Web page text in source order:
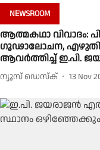
NEWSROOM
ആത്മകഥാ വിവാദം:
ഗൂഢാലോചന,
ആവർത്തിച്ച് ഇ.പി.
ന്യൂസ് ഡെസ്ക് 13 Nov